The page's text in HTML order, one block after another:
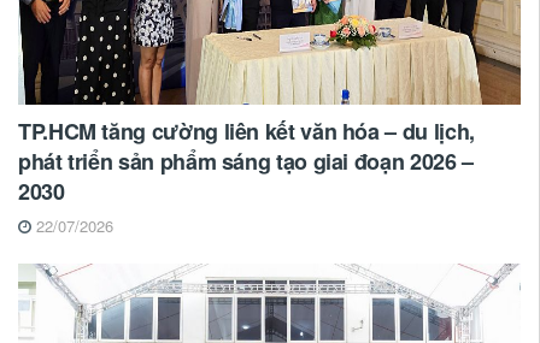
TP.HCM tăng cường liên kết văn hóa – du lịch,
phát triển sản phẩm sáng tạo giai đoạn 2026 –
2030
22/07/2026